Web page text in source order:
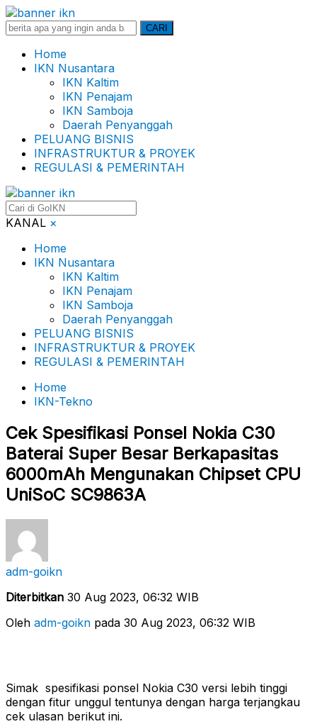
Search
CARI
Home
IKN Nusantara
IKN Kaltim
IKN Penajam
IKN Samboja
Daerah Penyanggah
PELUANG BISNIS
INFRASTRUKTUR & PROYEK
REGULASI & PEMERINTAH
KANAL ×
Home
IKN Nusantara
IKN Kaltim
IKN Penajam
IKN Samboja
Daerah Penyanggah
PELUANG BISNIS
INFRASTRUKTUR & PROYEK
REGULASI & PEMERINTAH
Home
IKN-Tekno
Cek Spesifikasi Ponsel Nokia C30
Baterai Super Besar Berkapasitas
6000mAh Mengunakan Chipset CPU
UniSoC SC9863A
adm-goikn
Diterbitkan 30 Aug 2023, 06:32 WIB
Oleh adm-goikn pada 30 Aug 2023, 06:32 WIB
Simak spesifikasi ponsel Nokia C30 versi lebih tinggi
dengan fitur unggul tentunya dengan harga terjangkau
cek ulasan berikut ini.